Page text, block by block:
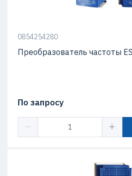
0854254280
Преобразователь частоты
По запросу